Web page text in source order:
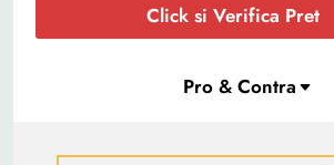
Click si Verifica Pret